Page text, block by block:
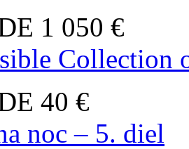
1 050 €
Collection
40 €
noc – 5. diel